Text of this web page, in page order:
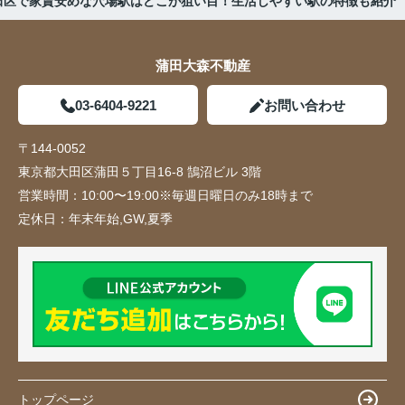
蒲田大森不動産
03-6404-9221 お問い合わせ
〒144-0052
東京都大田区蒲田５丁目16-8 鵠沼ビル 3階
営業時間： 10:00〜19:00※毎週日曜日のみ18時まで
定休日： 年末年始,GW,夏季
トップページ